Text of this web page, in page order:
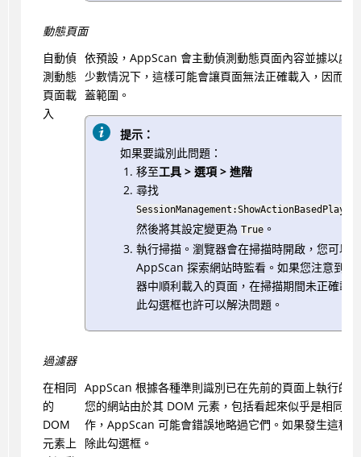
動態頁面
自動偵
測動態
頁面載
入
依預設， AppScan 會主動偵測動態頁面內容並據以處
少數情況下，這樣可能會讓頁面無法正確載入，因而影
蓋範圍。
提示：
如果要識別此問題：
移至工具 > 選項 > 進階
尋找
然後將其設定變更為 True。
執行掃描。瀏覽器會在掃描時開啟，您可以在
AppScan 探索網站時監看。如果您注意到在
器中順利載入的頁面，在掃描期間未正確載
此勾選框也許可以解決問題。
過濾器
在相同
的
DOM
元素上
AppScan 根據各種準則識別已在先前的頁面上執行的
您的網站由於其 DOM 元素，包括看起來似乎是相同的
作， AppScan 可能會錯誤地略過它們。如果發生這種
除此勾選框。